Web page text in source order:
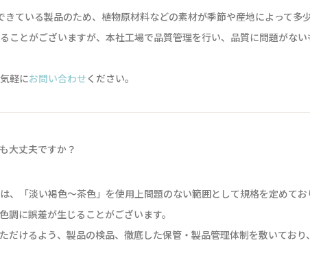
ている製品のため、植物原材料などの素材が季節や産地によって多
ことがございますが、本社工場で品質管理を行い、品質に問題がな
軽にお問い合わせください。
大丈夫ですか？
、「淡い褐色～茶色」を使用上問題のない範囲として規格を定めて
に誤差が生じることがございます。
けるよう、製品の検品、徹底した保管・製品管理体制を敷いており、